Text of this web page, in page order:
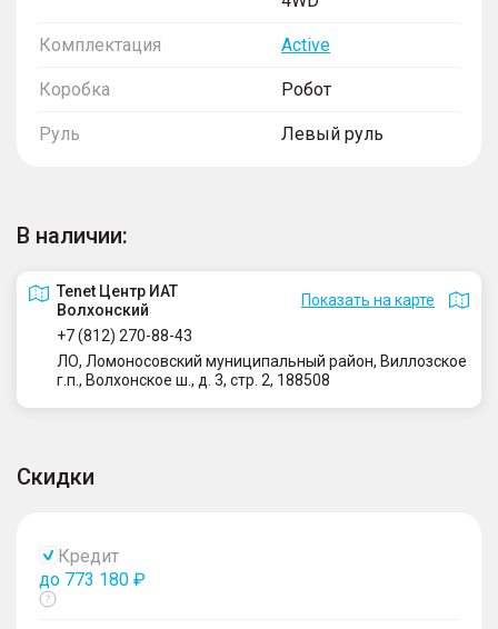
Комплектация Active
Коробка Робот
Руль Левый руль
В наличии:
Tenet Центр ИАТ
Волхонский
Показать на карте
+7 (812) 270-88-43
ЛО, Ломоносовский муниципальный район, Виллозское
г.п., Волхонское ш., д. 3, стр. 2, 188508
Скидки
Кредит
до 773 180 ₽
Показать